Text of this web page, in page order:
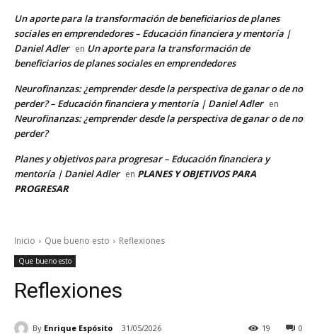
Un aporte para la transformación de beneficiarios de planes
sociales en emprendedores – Educación financiera y mentoría |
Daniel Adler en Un aporte para la transformación de
beneficiarios de planes sociales en emprendedores
Neurofinanzas: ¿emprender desde la perspectiva de ganar o de no
perder? – Educación financiera y mentoría | Daniel Adler en
Neurofinanzas: ¿emprender desde la perspectiva de ganar o de no
perder?
Planes y objetivos para progresar – Educación financiera y
mentoría | Daniel Adler en PLANES Y OBJETIVOS PARA
PROGRESAR